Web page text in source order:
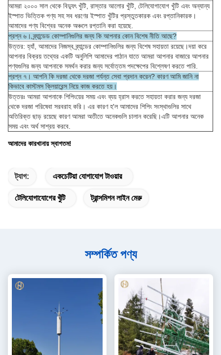
আমরা ২০০০ সাল থেকে বিদ্যুৎ খুঁটি, রাস্তার আলোর খুঁটি, টেলিযোগাযোগ খুঁটি এবং অন্যান্য
ইস্পাত ভিত্তিক পণ্য সহ সব ধরণের ইস্পাত খুঁটির প্রস্তুতকারক এবং রপ্তানিকারক।
আমাদের পণ্য বিশ্বের অনেক অঞ্চলে রপ্তানি করা হয়েছে.
প্রশ্ন ৬। ব্র্যান্ডেড কোম্পানিগুলির জন্য কি আপনার কোন বিশেষ নীতি আছে?
উত্তর: হ্যাঁ, আমাদের নিজস্ব ব্র্যান্ডের কোম্পানিগুলির জন্য বিশেষ সহায়তা রয়েছে।দয়া করে
আপনার বিক্রয় তথ্যের একটি অনুলিপি আমাদের পাঠান যাতে আমরা আপনার বাজারে আপনার
পণ্যগুলির জন্য আপনাকে সমর্থন করার জন্য সর্বোত্তম পদক্ষেপের বিশ্লেষণ করতে পারি.
প্রশ্ন ৭। আপনি কি দরজা থেকে দরজা পর্যন্ত সেবা প্রদান করেন? কারণ আমি জানি না
কিভাবে কাস্টমস ক্লিয়ারেন্স নিয়ে কাজ করতে হয়।
উত্তরঃ আমরা আপনাকে শিপিংয়ের সময় এবং ব্যয় হ্রাস করতে সহায়তা করার জন্য দরজা
থেকে দরজা পরিষেবা সরবরাহ করি। এর কারণ হ'ল আমাদের শিপিং সংস্থাগুলির সাথে
অতিরিক্ত ছাড় রয়েছে কারণ আমরা অতীতে অনেকগুলি চালান করেছি।এটি আপনার অনেক
সময় এবং অর্থ সাশ্রয় করবে.
আমাদের কারখানায় স্বাগতম!
ট্যাগ: একচেটিয়া যোগাযোগ টাওয়ার
টেলিযোগাযোগের খুঁটি ট্রান্সমিশন লাইন মেরু
সম্পর্কিত পণ্য